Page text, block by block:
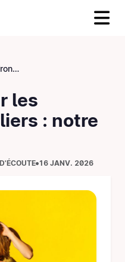
les
: notre
16 JANV. 2026